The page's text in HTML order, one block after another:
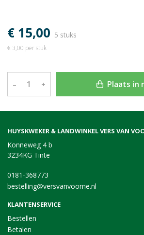
€ 15,00 5 stuks
€ 3,00 per stuk
– + Plaats in
HUYSKWEKER & LANDWINKEL VERS VAN
Konneweg 4 b
3234KG Tinte
0181-368773
bestelling@versvanvoorne.nl
KLANTENSERVICE
Bestellen
Betalen